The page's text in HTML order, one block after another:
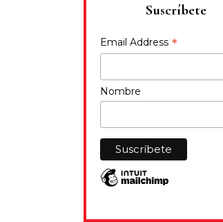
Suscríbete
Email Address *
Nombre